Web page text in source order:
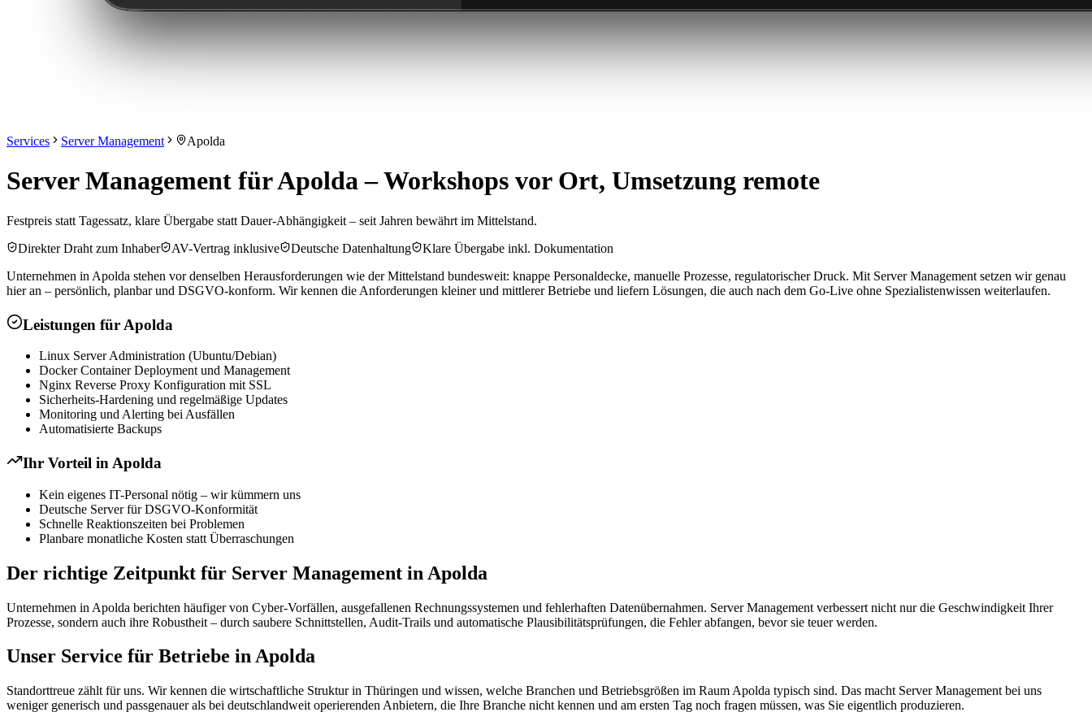
Services Server Management Apolda
Server Management für Apolda – Workshops vor Ort, Umsetzung remote
Festpreis statt Tagessatz, klare Übergabe statt Dauer-Abhängigkeit – seit Jahren bewährt im Mittelstand.
Direkter Draht zum Inhaber
AV-Vertrag inklusive Deutsche Datenhaltung
Klare Übergabe inkl. Dokumentation
Unternehmen in Apolda stehen vor denselben Herausforderungen wie der Mittelstand bundesweit: knappe Personaldecke, manuelle Prozesse, regulatorischer Druck. Mit Server Management setzen wir genau
hier an – persönlich, planbar und DSGVO-konform. Wir kennen die Anforderungen kleiner und mittlerer Betriebe und liefern Lösungen, die auch nach dem Go-Live ohne Spezialistenwissen weiterlaufen.
Leistungen für Apolda
Linux Server Administration (Ubuntu/Debian)
Docker Container Deployment und Management
Nginx Reverse Proxy Konfiguration mit SSL
Sicherheits-Hardening und regelmäßige Updates
Monitoring und Alerting bei Ausfällen
Automatisierte Backups
Ihr Vorteil in Apolda
Kein eigenes IT-Personal nötig – wir kümmern uns
Deutsche Server für DSGVO-Konformität
Schnelle Reaktionszeiten bei Problemen
Planbare monatliche Kosten statt Überraschungen
Der richtige Zeitpunkt für Server Management in Apolda
Unternehmen in Apolda berichten häufiger von Cyber-Vorfällen, ausgefallenen Rechnungssystemen und fehlerhaften Datenübernahmen. Server Management verbessert nicht nur die Geschwindigkeit Ihrer
Prozesse, sondern auch ihre Robustheit – durch saubere Schnittstellen, Audit-Trails und automatische Plausibilitätsprüfungen, die Fehler abfangen, bevor sie teuer werden.
Unser Service für Betriebe in Apolda
Standorttreue zählt für uns. Wir kennen die wirtschaftliche Struktur in Thüringen und wissen, welche Branchen und Betriebsgrößen im Raum Apolda typisch sind. Das macht Server Management bei uns
weniger generisch und passgenauer als bei deutschlandweit operierenden Anbietern, die Ihre Branche nicht kennen und am ersten Tag noch fragen müssen, was Sie eigentlich produzieren.